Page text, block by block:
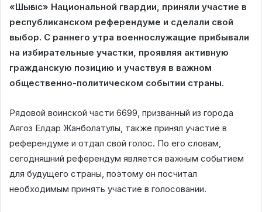
«Шығыс» Национальной гвардии, приняли участие в
республиканском референдуме и сделали свой
выбор. С раннего утра военнослужащие прибывали
на избирательные участки, проявляя активную
гражданскую позицию и участвуя в важном
общественно-политическом событии страны.
Рядовой воинской части 6699, призванный из города
Аягоз Елдар Жанболатулы, также принял участие в
референдуме и отдал свой голос. По его словам,
сегодняшний референдум является важным событием
для будущего страны, поэтому он посчитал
необходимым принять участие в голосовании.